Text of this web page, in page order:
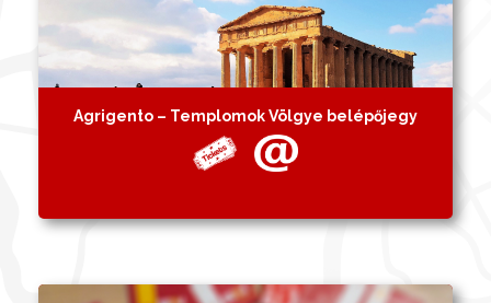
Agrigento – Templomok Völgye belépőjegy